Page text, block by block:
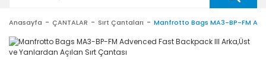
Anasayfa ÇANTALAR Sırt Çantaları Manfrotto Bags MA3-BP-FM